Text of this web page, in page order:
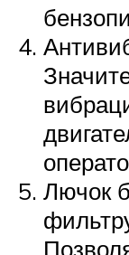
Лючок